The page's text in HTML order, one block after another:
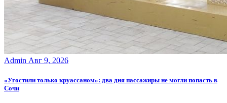
Admin Авг 9, 2026
«Угостили только круассаном»: два дня пассажиры не могли попасть в
Сочи